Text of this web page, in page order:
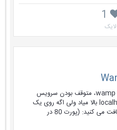
لایک
یکی دیگه از علل زرد شدن آیکون wamp، متوقف بودن سرویس
mysql هست. در این حالت localhost بالا میاد ولی اگه روی یک
سایت کلیک کنید پیغام زیر رو دریافت می کنید: (پورت 80 در